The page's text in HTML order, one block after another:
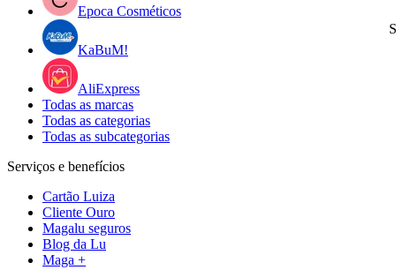
Epoca Cosméticos
KaBuM!
AliExpress
Todas as marcas
Todas as categorias
Todas as subcategorias
Serviços e benefícios
Cartão Luiza
Cliente Ouro
Magalu seguros
Blog da Lu
Maga +